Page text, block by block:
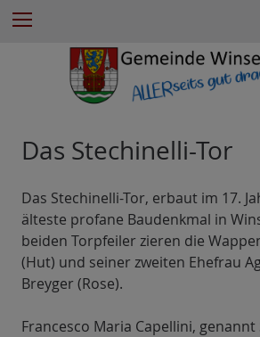
n
a
c
Das Stechinelli-Tor
Das Stechinelli-Tor, erbaut im 17.
älteste profane Baudenkmal in
beiden Torpfeiler zieren die
(Hut) und seiner zweiten Ehefrau
Breyger (Rose).
Francesco Maria Capellini,